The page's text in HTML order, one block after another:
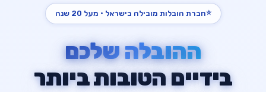
⭐חברת הובלות מובילה בישראל · מעל 20 שנה
ההובלה שלכם
בידיים הטובות ביותר